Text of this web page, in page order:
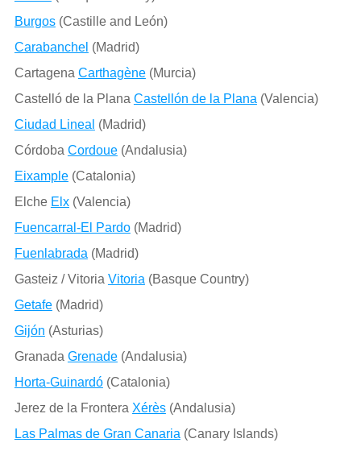
Burgos(Castille and León)
Carabanchel (Madrid)
Cartagena Carthagène(Murcia)
Castelló de la Plana Castellón de la Plana (Valencia)
Ciudad Lineal (Madrid)
Córdoba Cordoue(Andalusia)
Eixample(Catalonia)
Elche Elx(Valencia)
Fuencarral-El Pardo(Madrid)
Fuenlabrada (Madrid)
Gasteiz / Vitoria Vitoria (Basque Country)
Getafe(Madrid)
Gijón (Asturias)
Granada Grenade(Andalusia)
Horta-Guinardó(Catalonia)
Jerez de la Frontera Xérès(Andalusia)
Las Palmas de Gran Canaria (Canary Islands)